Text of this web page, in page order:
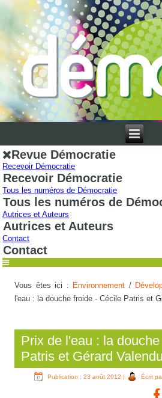
Revue Démocratie
Recevoir Démocratie
Recevoir Démocratie
Tous les numéros de Démocratie
Tous les numéros de
Autrices et Auteurs
Autrices et Auteurs
Contact
Contact
Vous êtes ici : Environnement /
l'eau : la douche froide - Cécile Patris et
Prix de l'eau : la
Patris et Gérard
Publication : 23 août 2012 | Écrit